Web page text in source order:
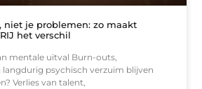
niet je problemen: zo maakt
het verschil
mentale uitval Burn-outs,
psychisch verzuim blijven
Verlies van talent,